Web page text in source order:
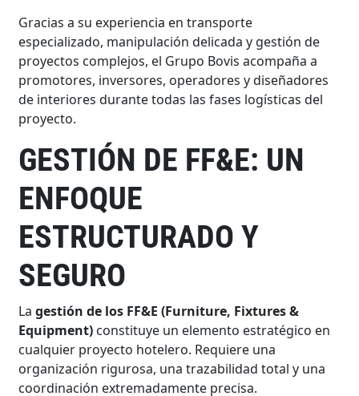
Gracias a su experiencia en transporte
especializado, manipulación delicada y gestión de
proyectos complejos, el Grupo Bovis acompaña a
promotores, inversores, operadores y diseñadores
de interiores durante todas las fases logísticas del
proyecto.
GESTIÓN DE FF&E: UN
ENFOQUE
ESTRUCTURADO Y
SEGURO
Lagestión de los FF&E (Furniture, Fixtures &
Equipment) constituye un elemento estratégico en
cualquier proyecto hotelero. Requiere una
organización rigurosa, una trazabilidad total y una
coordinación extremadamente precisa.